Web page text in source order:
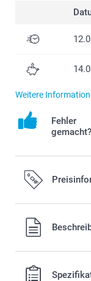
Weitere
Fehler
gemacht?
Alle Preise
MwSt. und zzgl.